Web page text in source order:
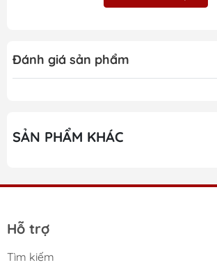
của Bộ 18 cốc pha lê
Chất liệu pha lê cao cấp trong
Sử dụng an toàn trong máy rửa bát
Hoàn thiện sắc nét, bề mặt sáng
Đánh giá sản phẩm
SẢN PHẨM KHÁC
Hỗ trợ
Tìm kiếm